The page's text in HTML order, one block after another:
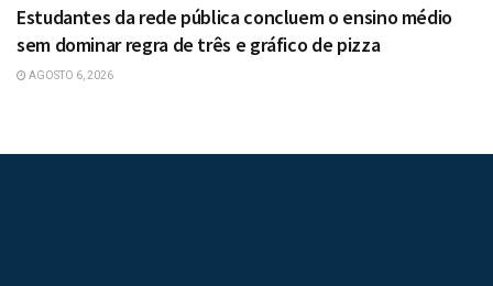
Estudantes da rede pública concluem o ensino médio
sem dominar regra de três e gráfico de pizza
AGOSTO 6, 2026